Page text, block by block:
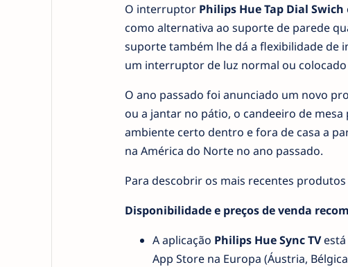
O interruptor Philips Hue Tap Dial Swich
como alternativa ao suporte de parede
suporte também lhe dá a flexibilidade de
um interruptor de luz normal ou
O ano passado foi anunciado um novo
ou a jantar no pátio, o candeeiro de
ambiente certo dentro e fora de casa a
na América do Norte no ano passado.
Para descobrir os mais recentes
Disponibilidade e preços de venda
A aplicação Philips Hue Sync TVestá
App Store na Europa (Áustria,